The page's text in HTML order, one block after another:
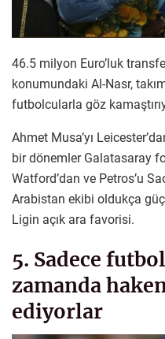
46.5 milyon Euro’luk
konumundaki Al-Nasr,
futbolcularla göz
Ahmet Musa’yı
bir dönemler Galatasaray
Watford’dan ve Petros’u
Arabistan ekibi oldukça
Ligin açık ara favorisi.
5. Sadece
zamanda
ediyorlar